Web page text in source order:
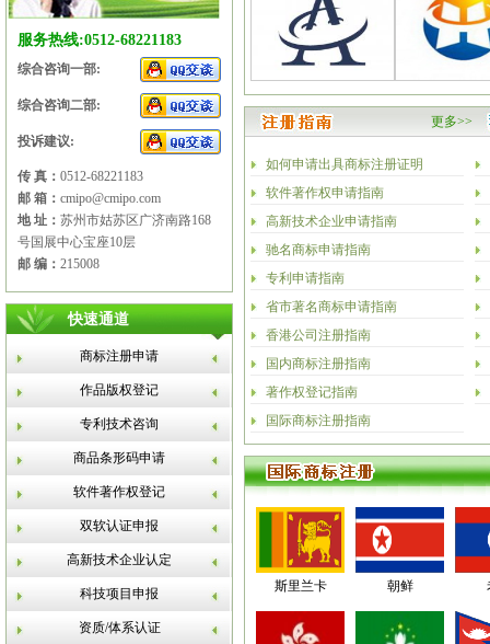
2025年国庆节、中秋节放假安排
服务热线:0512-68221183
综合咨询一部:
综合咨询二部:
投诉建议:
传 真： 0512-68221183
邮 箱： cmipo@cmipo.com
地 址： 苏州市姑苏区广济南路168
号国展中心宝座10层
邮 编： 215008
快速通道
商标注册申请
作品版权登记
专利技术咨询
商品条形码申请
软件著作权登记
双软认证申报
高新技术企业认定
科技项目申报
资质/体系认证
更多>>
如何申请出具商标注册证明
软件著作权申请指南
高新技术企业申请指南
驰名商标申请指南
专利申请指南
省市著名商标申请指南
香港公司注册指南
国内商标注册指南
著作权登记指南
国际商标注册指南
斯里兰卡 朝鲜